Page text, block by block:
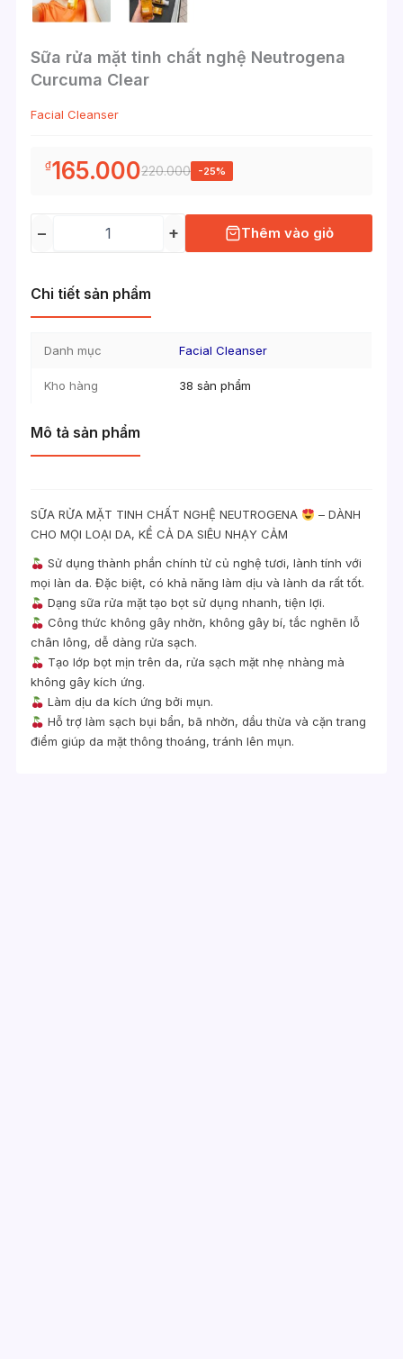
Sữa rửa mặt tinh chất nghệ Neutrogena
Curcuma Clear
Facial Cleanser
₫165.000220.000 -25%
− + Thêm vào giỏ
Chi tiết sản phẩm
Danh mục Facial Cleanser
Kho hàng 38 sản phẩm
Mô tả sản phẩm
SỮA RỬA MẶT TINH CHẤT NGHỆ NEUTROGENA
– DÀNH
CHO MỌI LOẠI DA, KỂ CẢ DA SIÊU NHẠY CẢM
Sử dụng thành phần chính từ củ nghệ tươi, lành tính với
mọi làn da. Đặc biệt, có khả năng làm dịu và lành da rất tốt.
Dạng sữa rửa mặt tạo bọt sử dụng nhanh, tiện lợi.
Công thức không gây nhờn, không gây bí, tắc nghẽn lỗ
chân lông, dễ dàng rửa sạch.
Tạo lớp bọt mịn trên da, rửa sạch mặt nhẹ nhàng mà
không gây kích ứng.
Làm dịu da kích ứng bởi mụn.
Hỗ trợ làm sạch bụi bẩn, bã nhờn, dầu thừa và cặn trang
điểm giúp da mặt thông thoáng, tránh lên mụn.